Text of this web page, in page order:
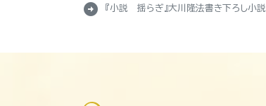
arrow_circle_right 『小説 揺らぎ』大川隆法書き下ろし小説